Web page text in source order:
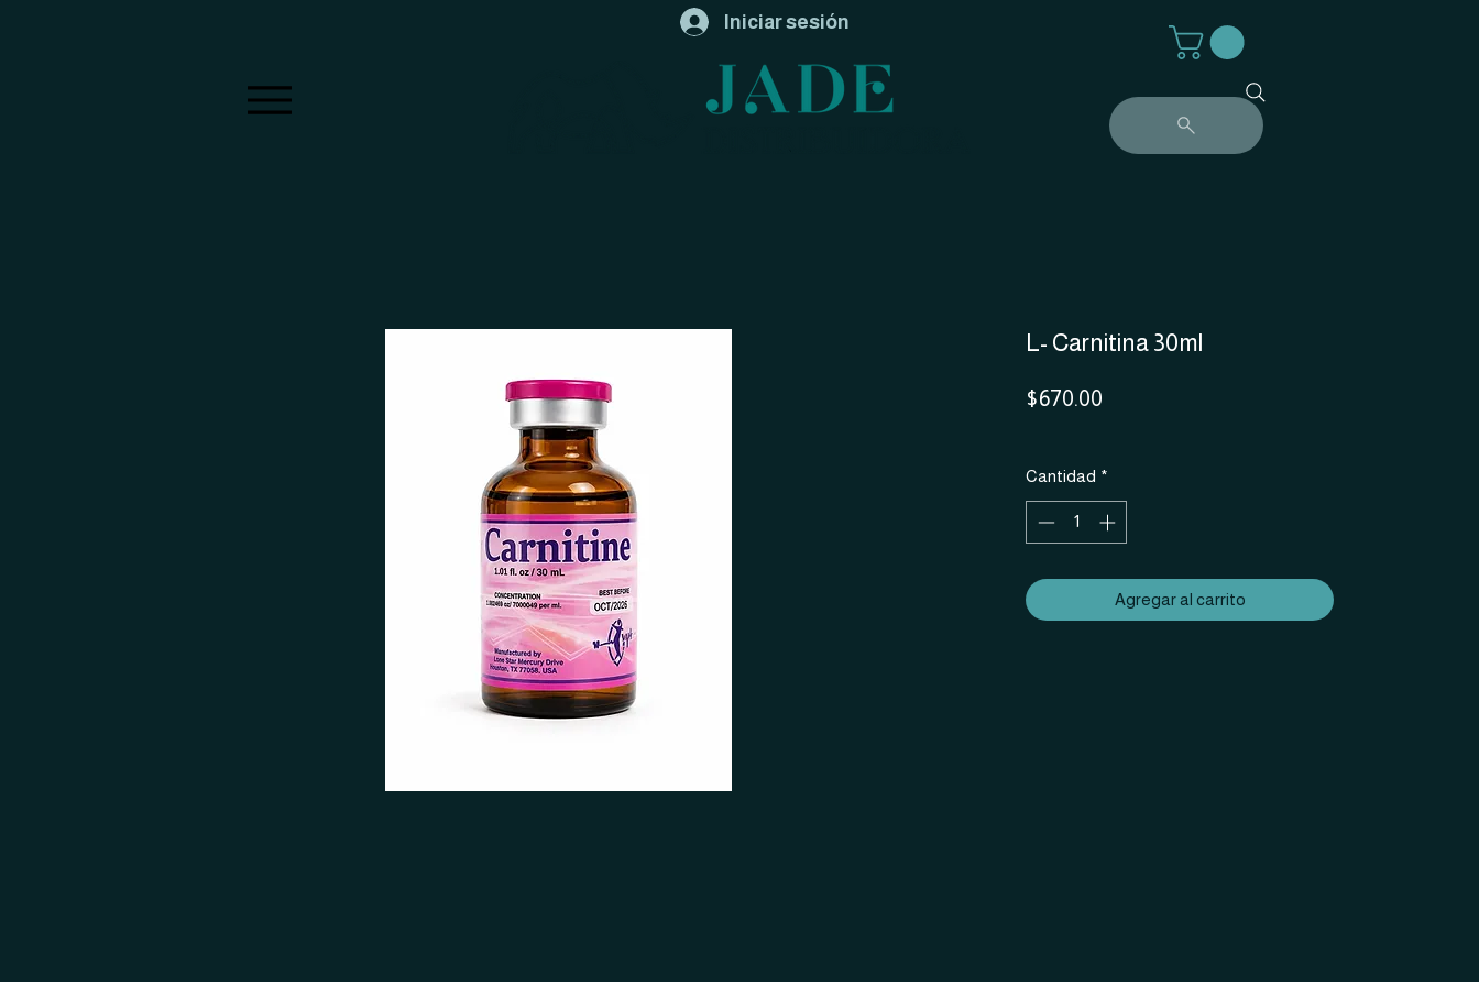
Iniciar sesión
L- Carnitina 30ml
$670.00
Cantidad *
Agregar al carrito